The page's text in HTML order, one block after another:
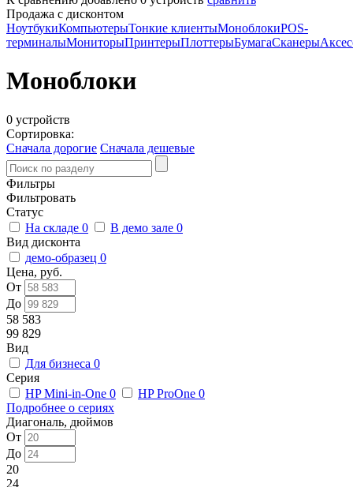
Продажа с дисконтом
НоутбукиКомпьютерыТонкие клиентыМоноблокиPOS-
терминалыМониторыПринтерыПлоттерыБумагаСканеры
Моноблоки
0 устройств
Сортировка:
Сначала дорогие Сначала дешевые
Фильтры
Фильтровать
Статус
На складе 0 В демо зале 0
Вид дисконта
демо-образец 0
Цена, руб.
От
До
58 583
99 829
Вид
Для бизнеса 0
Серия
HP Mini-in-One 0 HP ProOne 0
Подробнее о сериях
Диагональ, дюймов
От
До
20
24